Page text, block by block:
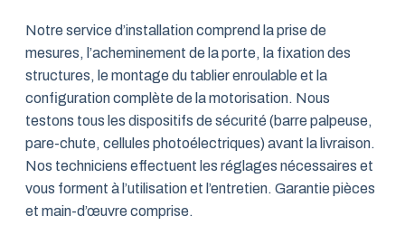
Notre service d’installation comprend la prise de
mesures, l’acheminement de la porte, la fixation des
structures, le montage du tablier enroulable et la
configuration complète de la motorisation. Nous
testons tous les dispositifs de sécurité (barre palpeuse,
pare-chute, cellules photoélectriques) avant la livraison.
Nos techniciens effectuent les réglages nécessaires et
vous forment à l’utilisation et l’entretien. Garantie pièces
et main-d’œuvre comprise.